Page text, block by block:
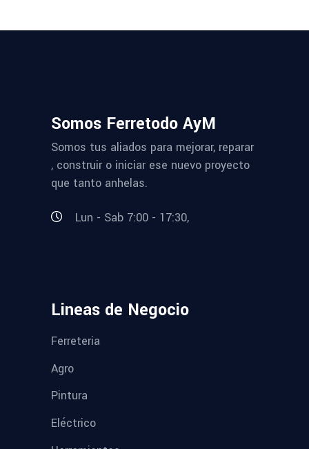
Somos Ferretodo AyM
Somos tus aliados para mejorar, reparar
, construir o iniciar ese nuevo proyecto
que tanto anhelas.
Lun - Sab 7:00 - 17:30,
Lineas de Negocio
Ferreteria
Agro
Pintura
Eléctrico